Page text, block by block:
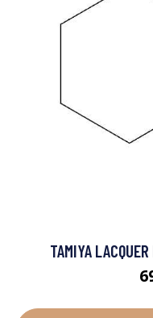
TAMIYA